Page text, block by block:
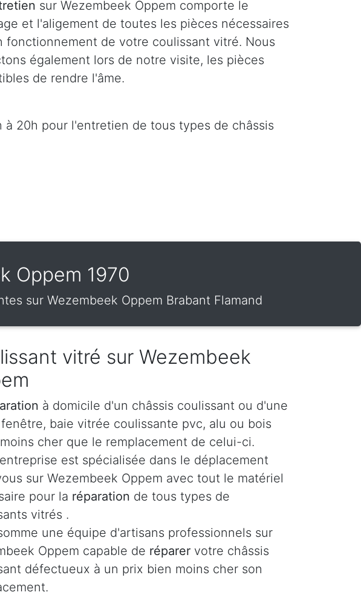
sur Wezembeek Oppem comporte le
et l'aligement de toutes les pièces nécessaires
fonctionnement de votre coulissant vitré. Nous
également lors de notre visite, les pièces
de rendre l'âme.
20h pour l'entretien de tous types de châssis
Oppem 1970
sur Wezembeek Oppem Brabant Flamand
vitré sur Wezembeek
à domicile d'un châssis coulissant ou d'une
baie vitrée coulissante pvc, alu ou bois
cher que le remplacement de celui-ci.
est spécialisée dans le déplacement
sur Wezembeek Oppem avec tout le matériel
pour la réparation de tous types de
vitrés .
une équipe d'artisans professionnels sur
Oppem capable de réparer votre châssis
défectueux à un prix bien moins cher son